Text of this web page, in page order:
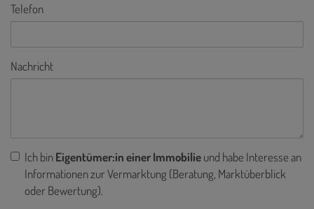
Telefon
Nachricht
Ich binEigentümer:in einer Immobilieund habe Interesse an
Informationen zur Vermarktung (Beratung, Marktüberblick
oder Bewertung).